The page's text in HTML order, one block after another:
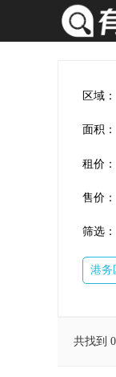
区域：
面积：
租价：
售价：
筛选：
港务
共找到